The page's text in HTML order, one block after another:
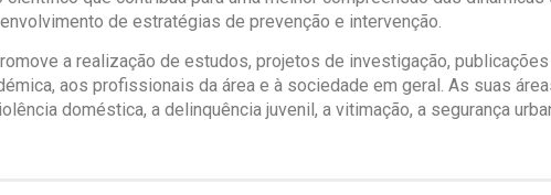
de estratégias de prevenção e intervenção.
a realização de estudos, projetos de investigação,
aos profissionais da área e à sociedade em geral. As suas
doméstica, a delinquência juvenil, a vitimação, a segurança